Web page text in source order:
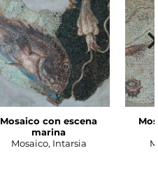
Mosaico con escena
marina
Mosaico, Intarsia